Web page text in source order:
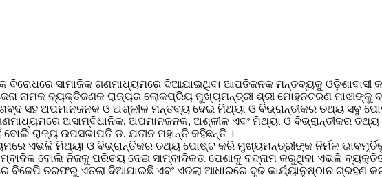
ସାମାଜିକ ଗଣମାଧ୍ୟମରେ ଦିଆଯାଇଥିବା ଆପତିଜନକ ମନ୍ତବ୍ୟକୁ ଓଡ଼ିଶାବାସୀ
ନାମକ ବ୍ୟକ୍ତିଜଣକ ରାଜ୍ୟର ଲୋକପ୍ରିୟ ମୁଖ୍ୟମନ୍ତ୍ରୀ ଶ୍ରୀ ମୋହନଚରଣ ମାଝୀଙ୍କୁ
ସହ ଅପମାନଜନକ ଓ ଅଶ୍ଳୀଳ ମନ୍ତବ୍ୟ ଦେଇ ମିଥ୍ୟା ଓ ବିଭ୍ରାନ୍ତୀକର ତଥ୍ୟ ସବୁ
ଅସାମ୍ବିଧାନିକ, ଅପମାନଜନକ, ଅଶ୍ଳୀଳ ଏବଂ ମିଥ୍ୟା ଓ ବିଭ୍ରାନ୍ତୀକର
ରାଜ୍ୟ ଉପସଭାପତି ଡ. ଯତୀନ ମହାନ୍ତି କହିଛନ୍ତି ।
ଏଭଳି ମିଥ୍ୟା ଓ ବିଭ୍ରାନ୍ତିକର ତଥ୍ୟ ପୋଷ୍ଟ କରି ମୁଖ୍ୟମନ୍ତ୍ରୀଙ୍କ ନିର୍ମଳ
ବୋଲି ନିଜକୁ ପରିଚୟ ଦେଇ ସାମ୍ବାଦିକତା ପେଶାକୁ ବଦ୍‌ନାମ କରୁଥିବା ଏଭଳି
ବିଜେପି ତରଫରୁ ଏତଲା ଦିଆଯାଇଛି ଏବଂ ଏତଲା ଆଧାରରେ ଦୃଢ କାର୍ଯ୍ୟାନୁଷ୍ଠାନ ଗ୍ରହଣ